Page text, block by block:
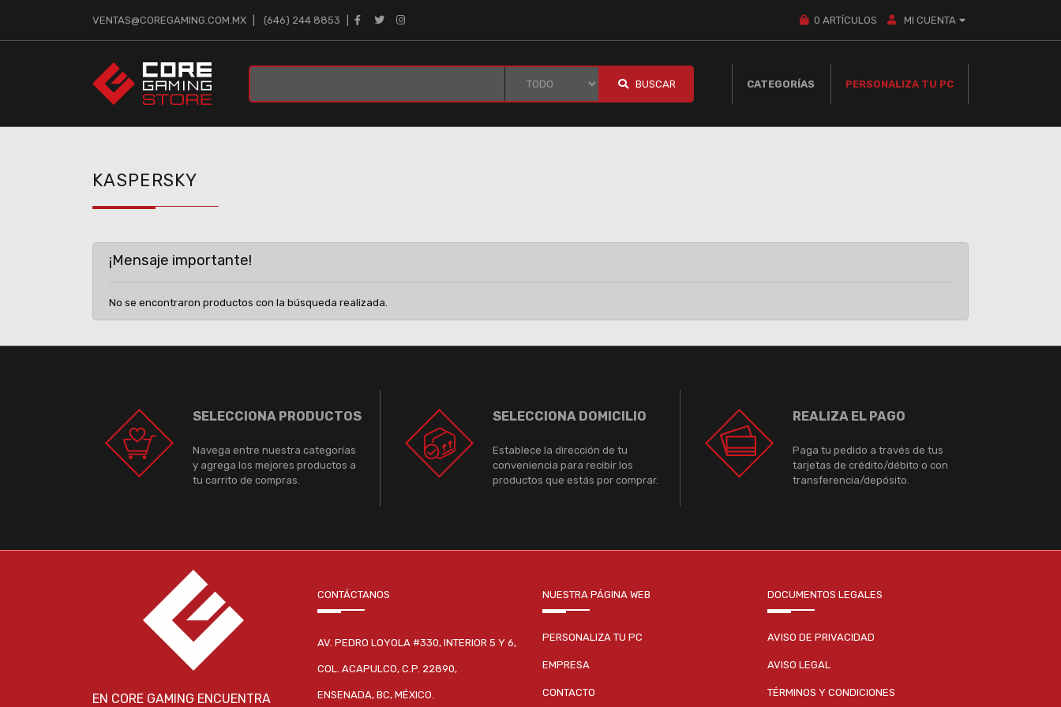
VENTAS@COREGAMING.COM.MX (646) 244 8853 0 ARTÍCULOS MI CUENTA
BUSCAR CATEGORÍAS PERSONALIZA TU PC
KASPERSKY
¡Mensaje importante!
No se encontraron productos con la búsqueda realizada.
SELECCIONA PRODUCTOS
Navega entre nuestra categorías
y agrega los mejores productos a
tu carrito de compras.
SELECCIONA DOMICILIO
Establece la dirección de tu
conveniencia para recibir los
productos que estás por comprar.
REALIZA EL PAGO
Paga tu pedido a través de tus
tarjetas de crédito/débito o con
transferencia/depósito.
EN CORE GAMING ENCUENTRA
CONTÁCTANOS
AV. PEDRO LOYOLA #330, INTERIOR 5 Y 6,
COL. ACAPULCO, C.P. 22890,
ENSENADA, BC, MÉXICO.
NUESTRA PÁGINA WEB
PERSONALIZA TU PC
EMPRESA
CONTACTO
DOCUMENTOS LEGALES
AVISO DE PRIVACIDAD
AVISO LEGAL
TÉRMINOS Y CONDICIONES